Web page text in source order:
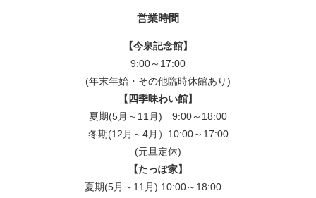
営業時間
【今泉記念館】
9:00～17:00
(年末年始・その他臨時休館あり)
【四季味わい館】
夏期(5月～11月) 9:00～18:00
冬期(12月～4月）10:00～17:00
(元旦定休)
【たっぽ家】
夏期(5月～11月) 10:00～18:00